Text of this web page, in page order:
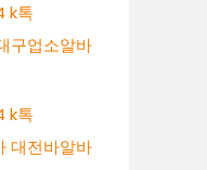
k톡
구업소알바
k톡
대전바알바